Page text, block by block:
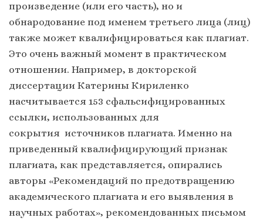
произведение (или его часть), но и
обнародование под именем третьего лица (лиц)
также может квалифицироваться как плагиат.
Это очень важный момент в практическом
отношении. Например, в докторской
диссертации Катерины Кириленко
насчитывается 153 сфальсифицированных
ссылки, использованных для
сокрытия источников плагиата. Именно на
приведенный квалифицирующий признак
плагиата, как представляется, опирались
авторы «Рекомендаций по предотвращению
академического плагиата и его выявления в
научных работах», рекомендованных письмом